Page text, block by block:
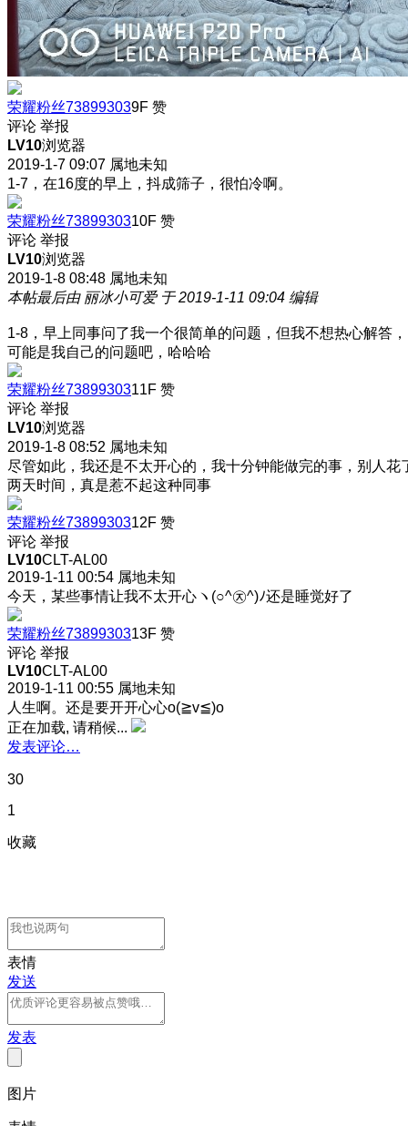
荣耀粉丝738993039F 赞
评论 举报
LV10浏览器
2019-1-7 09:07 属地未知
1-7，在16度的早上，抖成筛子，很怕冷啊。
荣耀粉丝7389930310F 赞
评论 举报
LV10浏览器
2019-1-8 08:48 属地未知
本帖最后由 丽冰小可爱 于 2019-1-11 09:04 编辑
1-8，早上同事问了我一个很简单的问题，但我不想热心解答，
可能是我自己的问题吧，哈哈哈
荣耀粉丝7389930311F 赞
评论 举报
LV10浏览器
2019-1-8 08:52 属地未知
尽管如此，我还是不太开心的，我十分钟能做完的事，别人花
两天时间，真是惹不起这种同事
荣耀粉丝7389930312F 赞
评论 举报
LV10CLT-AL00
2019-1-11 00:54 属地未知
今天，某些事情让我不太开心ヽ(○^㉨^)ﾉ还是睡觉好了
荣耀粉丝7389930313F 赞
评论 举报
LV10CLT-AL00
2019-1-11 00:55 属地未知
人生啊。还是要开开心心o(≧v≦)o
正在加载, 请稍候...
发表评论…
30
1
收藏
表情
发送
发表
图片